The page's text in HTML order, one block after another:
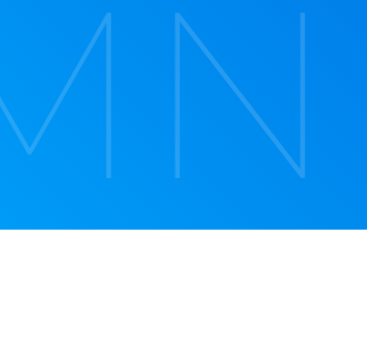
事業計画策定
実行支援
会社設立